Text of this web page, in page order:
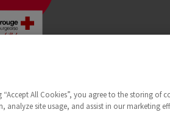
“Accept All Cookies”, you agree to the storing of
analyze site usage, and assist in our marketing